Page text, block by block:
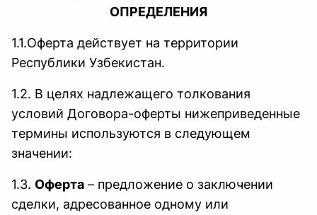
ОПРЕДЕЛЕНИЯ
1.1.Оферта действует на территории
Республики Узбекистан.
1.2. В целях надлежащего толкования
условий Договора-оферты нижеприведенные
термины используются в следующем
значении:
1.3. Оферта – предложение о заключении
сделки, адресованное одному или